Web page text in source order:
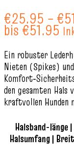
€25.95 – €
bis €51.95
Ein robuster
Nieten (Spikes)
den gesamten
kraftvollen Hunden
Halsband-länge |
Halsumfang |